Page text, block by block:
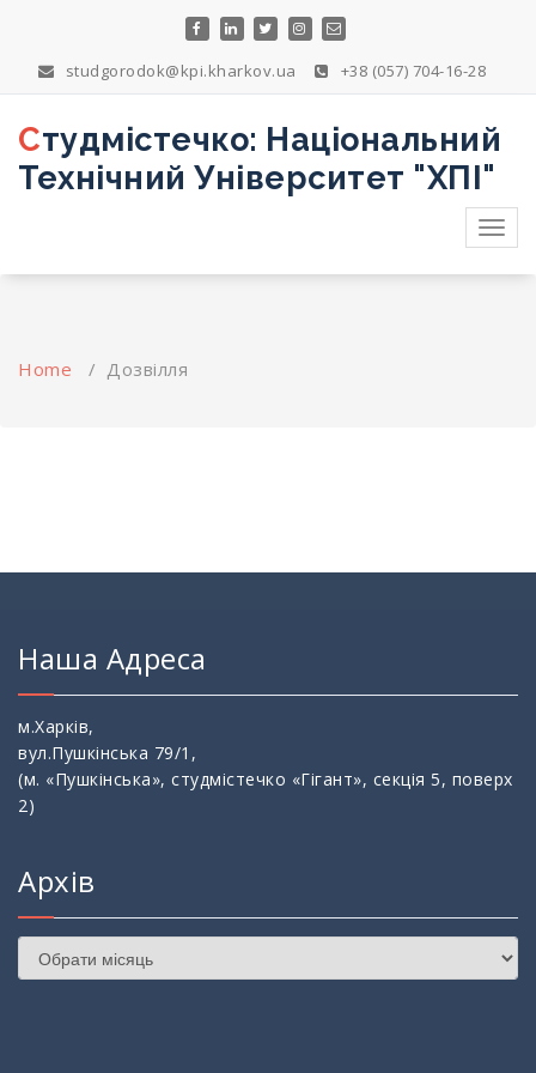
studgorodok@kpi.kharkov.ua +38 (057) 704-16-28
Студмістечко: Національний
Технічний Університет "ХПІ"
Home / Дозвілля
Наша Адреса
м.Харків,
вул.Пушкінська 79/1,
(м. «Пушкінська», студмістечко «Гігант», секція 5, поверх
2)
Архів
Архів